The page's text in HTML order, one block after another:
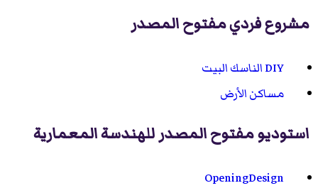
مشروع فردي مفتوح المصدر
DIY الناسك البيت
مساكن الأرض
استوديو مفتوح المصدر للهندسة المعمارية
OpeningDesign